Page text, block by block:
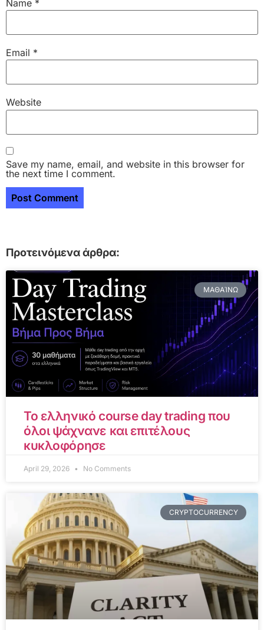
Name *
Email *
Website
Save my name, email, and website in this browser for
the next time I comment.
Προτεινόμενα άρθρα:
ΜΑΘΑΊΝΩ
Το ελληνικό course day trading που
όλοι ψάχνανε και επιτέλους
κυκλοφόρησε
April 29, 2026 No Comments
CRYPTOCURRENCY